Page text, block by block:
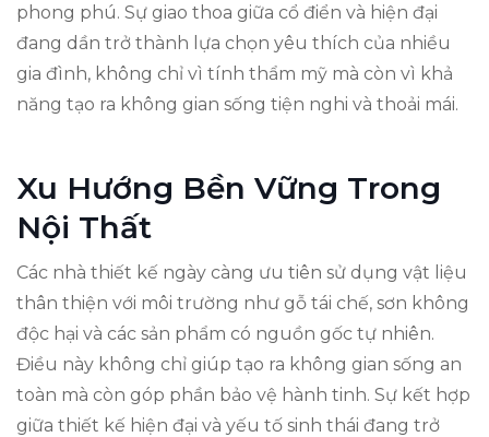
phong phú. Sự giao thoa giữa cổ điển và hiện đại
đang dần trở thành lựa chọn yêu thích của nhiều
gia đình, không chỉ vì tính thẩm mỹ mà còn vì khả
năng tạo ra không gian sống tiện nghi và thoải mái.
Xu Hướng Bền Vững Trong
Nội Thất
Các nhà thiết kế ngày càng ưu tiên sử dụng vật liệu
thân thiện với môi trường như gỗ tái chế, sơn không
độc hại và các sản phẩm có nguồn gốc tự nhiên.
Điều này không chỉ giúp tạo ra không gian sống an
toàn mà còn góp phần bảo vệ hành tinh. Sự kết hợp
giữa thiết kế hiện đại và yếu tố sinh thái đang trở